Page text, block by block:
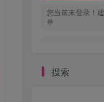
您当前未登录！
单
搜索